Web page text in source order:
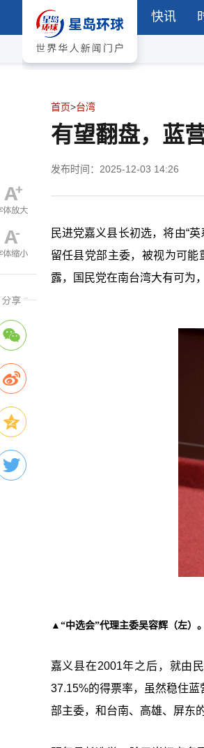
快讯
首页>台湾
有望翻盘，蓝
发布时间：2025-12-03 14:26
民进党嘉义县长初选，将由“
留任县党部主委，被视为可能
露，国民党在南台湾大有可为
▲“中选会”代理主委吴容辉（左）
嘉义县在2001年之后，就由
37.15%的得票率，虽然稳住
部主委，和台南、高雄、屏东